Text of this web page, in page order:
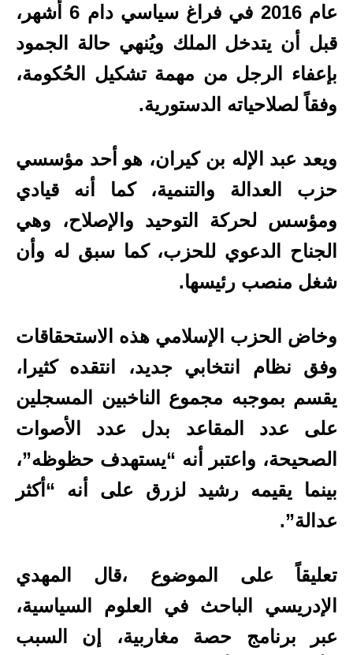
عام 2016 في فراغ سياسي دام 6 أشهر،
قبل أن يتدخل الملك ويُنهي حالة الجمود
بإعفاء الرجل من مهمة تشكيل الحُكومة،
وفقاً لصلاحياته الدستورية.
ويعد عبد الإله بن كيران، هو أحد مؤسسي
حزب العدالة والتنمية، كما أنه قيادي
ومؤسس لحركة التوحيد والإصلاح، وهي
الجناح الدعوي للحزب، كما سبق له وأن
شغل منصب رئيسها.
وخاض الحزب الإسلامي هذه الاستحقاقات
وفق نظام انتخابي جديد، انتقده كثيرا،
يقسم بموجبه مجموع الناخبين المسجلين
على عدد المقاعد بدل عدد الأصوات
الصحيحة، واعتبر أنه “يستهدف حظوظه”،
بينما يقيمه رشيد لزرق على أنه “أكثر
عدالة”.
تعليقاً على الموضوع ،قال المهدي
الإدريسي الباحث في العلوم السياسية،
عبر برنامج حصة مغاربية، إن السبب